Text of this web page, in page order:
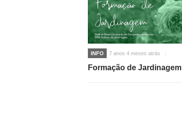
INFO 7 anos 4 meses atrás
Formação de Jardinagem